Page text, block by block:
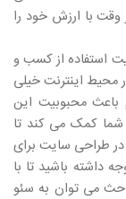
وقت با ارزش خود را
استفاده از کسب و
محیط اینترنت خیلی
باعث محبوبیت این
کمک می کند تا
طراحی سایت برای
داشته باشید تا با
می توان به سئو